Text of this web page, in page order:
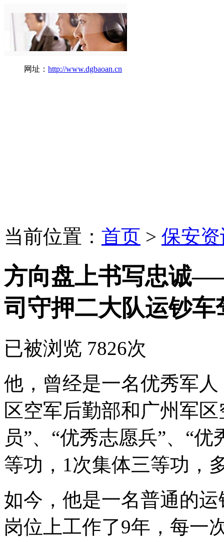
网址： http://www.dgbaoan.cn
当前位置： 首页 > 保安
方向盘上书写忠诚
司守押二大队运钞车
已被浏览 7826次
他，曾经是一名优秀军
区空军后勤部和广州军
员”、“优秀志愿兵”、“
等功，1次集体三等功，
如今，他是一名普通的
岗位上工作了9年，每一